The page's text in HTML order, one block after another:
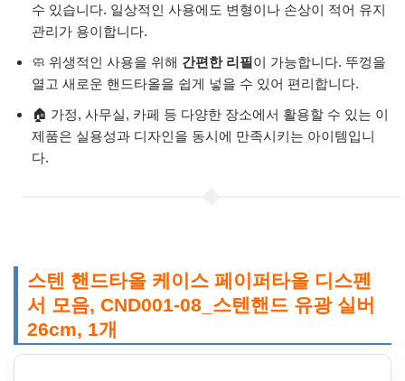
수 있습니다. 일상적인 사용에도 변형이나 손상이 적어 유지
관리가 용이합니다.
🧼 위생적인 사용을 위해 간편한 리필이 가능합니다. 뚜껑을
열고 새로운 핸드타올을 쉽게 넣을 수 있어 편리합니다.
🏠 가정, 사무실, 카페 등 다양한 장소에서 활용할 수 있는 이
제품은 실용성과 디자인을 동시에 만족시키는 아이템입니
다.
스텐 핸드타올 케이스 페이퍼타올 디스펜
서 모음, CND001-08_스텐핸드 유광 실버
26cm, 1개